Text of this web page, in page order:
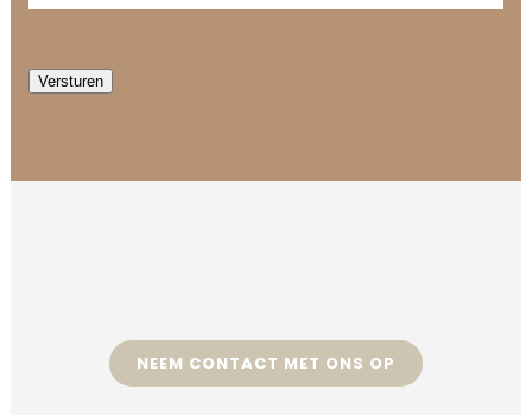
Versturen
NEEM CONTACT MET ONS OP